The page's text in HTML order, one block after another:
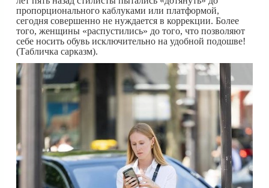
пропорционального каблуками или платформой,
сегодня совершенно не нуждается в коррекции. Более
того, женщины «распустились» до того, что позволяют
себе носить обувь исключительно на удобной подошве!
(Табличка сарказм).